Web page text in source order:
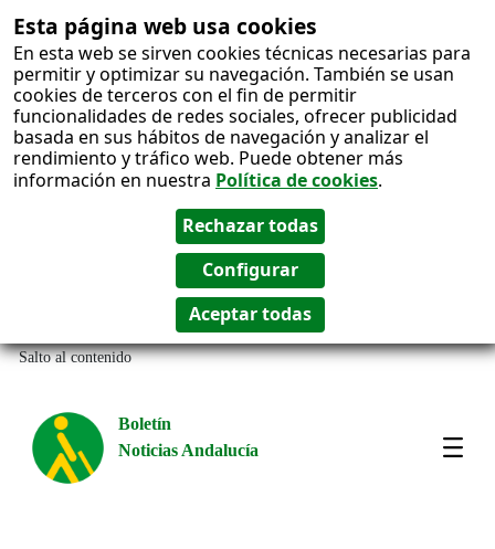
Esta página web usa cookies
En esta web se sirven cookies técnicas necesarias para
permitir y optimizar su navegación. También se usan
cookies de terceros con el fin de permitir
funcionalidades de redes sociales, ofrecer publicidad
basada en sus hábitos de navegación y analizar el
rendimiento y tráfico web. Puede obtener más
información en nuestra Política de cookies.
Salto al contenido
Boletín
Noticias Andalucía